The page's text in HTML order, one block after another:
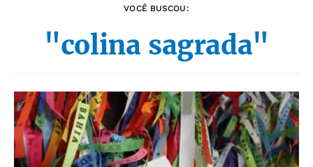
VOCÊ BUSCOU:
"colina sagrada"